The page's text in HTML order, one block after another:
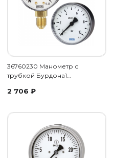
36760230 Манометр с
трубкой Бурдона1…
2 706 ₽